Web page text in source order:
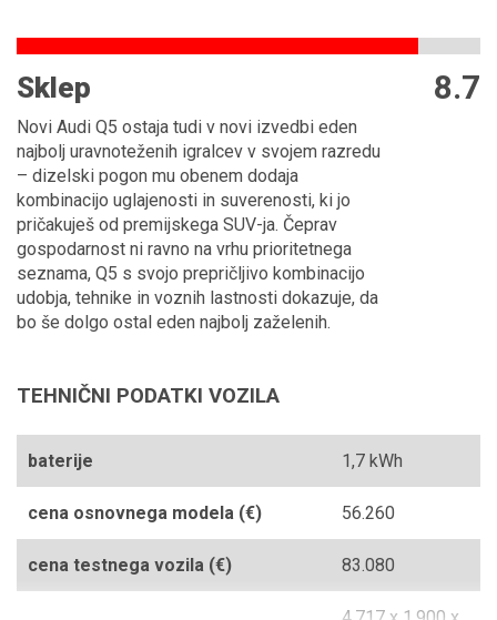
Sklep
Novi Audi Q5 ostaja tudi v novi izvedbi eden
najbolj uravnoteženih igralcev v svojem razredu
– dizelski pogon mu obenem dodaja
kombinacijo uglajenosti in suverenosti, ki jo
pričakuješ od premijskega SUV-ja. Čeprav
gospodarnost ni ravno na vrhu prioritetnega
seznama, Q5 s svojo prepričljivo kombinacijo
udobja, tehnike in voznih lastnosti dokazuje, da
bo še dolgo ostal eden najbolj zaželenih.
8.7
TEHNIČNI PODATKI VOZILA
baterije 1,7 kWh
cena osnovnega modela (€) 56.260
cena testnega vozila (€) 83.080